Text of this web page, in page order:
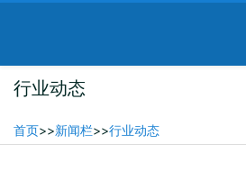
行业动态
首页>>新闻栏>>行业动态